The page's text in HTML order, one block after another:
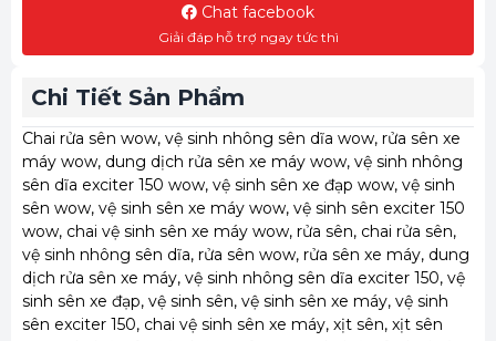
Chat facebook
Giải đáp hỗ trợ ngay tức thì
Chi Tiết Sản Phẩm
Chai rửa sên wow, vệ sinh nhông sên dĩa wow, rửa sên xe
máy wow, dung dịch rửa sên xe máy wow, vệ sinh nhông
sên dĩa exciter 150 wow, vệ sinh sên xe đạp wow, vệ sinh
sên wow, vệ sinh sên xe máy wow, vệ sinh sên exciter 150
wow, chai vệ sinh sên xe máy wow, rửa sên, chai rửa sên,
vệ sinh nhông sên dĩa, rửa sên wow, rửa sên xe máy, dung
dịch rửa sên xe máy, vệ sinh nhông sên dĩa exciter 150, vệ
sinh sên xe đạp, vệ sinh sên, vệ sinh sên xe máy, vệ sinh
sên exciter 150, chai vệ sinh sên xe máy, xịt sên, xịt sên